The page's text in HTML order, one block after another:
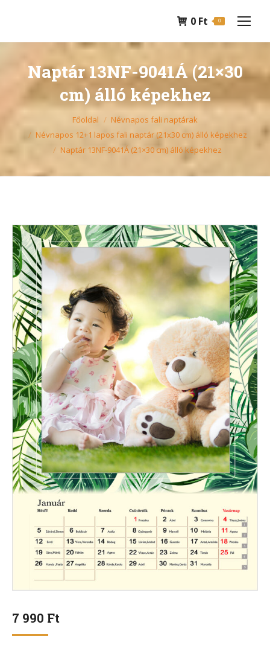
0 Ft 0
Naptár 13NF-9041Á (21×30
cm) álló képekhez
Főoldal
Névnapos fali naptárak
Névnapos 12+1 lapos fali naptár (21x30 cm) álló képekhez
Naptár 13NF-9041Á (21×30 cm) álló képekhez
7 990 Ft